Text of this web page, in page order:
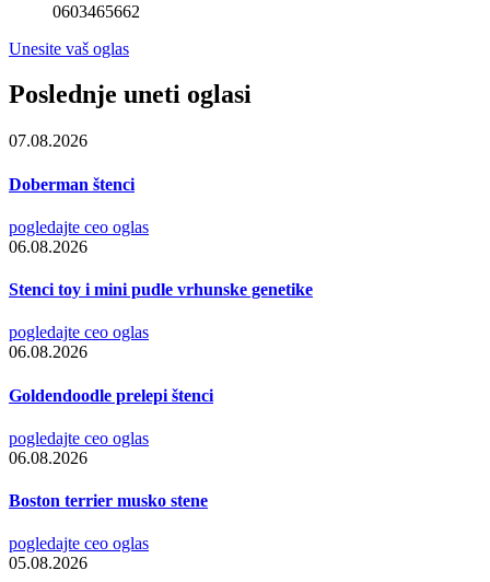
0603465662
Unesite vaš oglas
Poslednje uneti oglasi
07.08.2026
Doberman štenci
pogledajte ceo oglas
06.08.2026
Stenci toy i mini pudle vrhunske genetike
pogledajte ceo oglas
06.08.2026
Goldendoodle prelepi štenci
pogledajte ceo oglas
06.08.2026
Boston terrier musko stene
pogledajte ceo oglas
05.08.2026